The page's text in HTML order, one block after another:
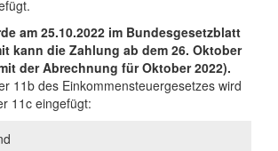
am 25.10.2022 im Bundesgesetzblatt
kann die Zahlung ab dem 26. Oktober
der Abrechnung für Oktober 2022).
11b des Einkommensteuergesetzes wird
11c eingefügt: